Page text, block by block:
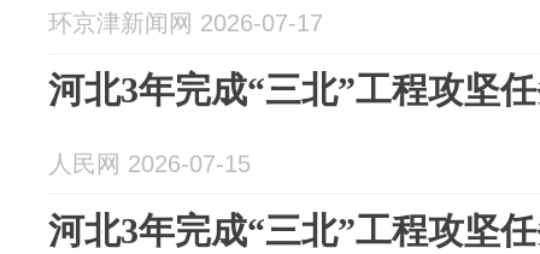
环京津新闻网 2026-07-17
河北3年完成“三北”工程攻坚
人民网 2026-07-15
河北3年完成“三北”工程攻坚